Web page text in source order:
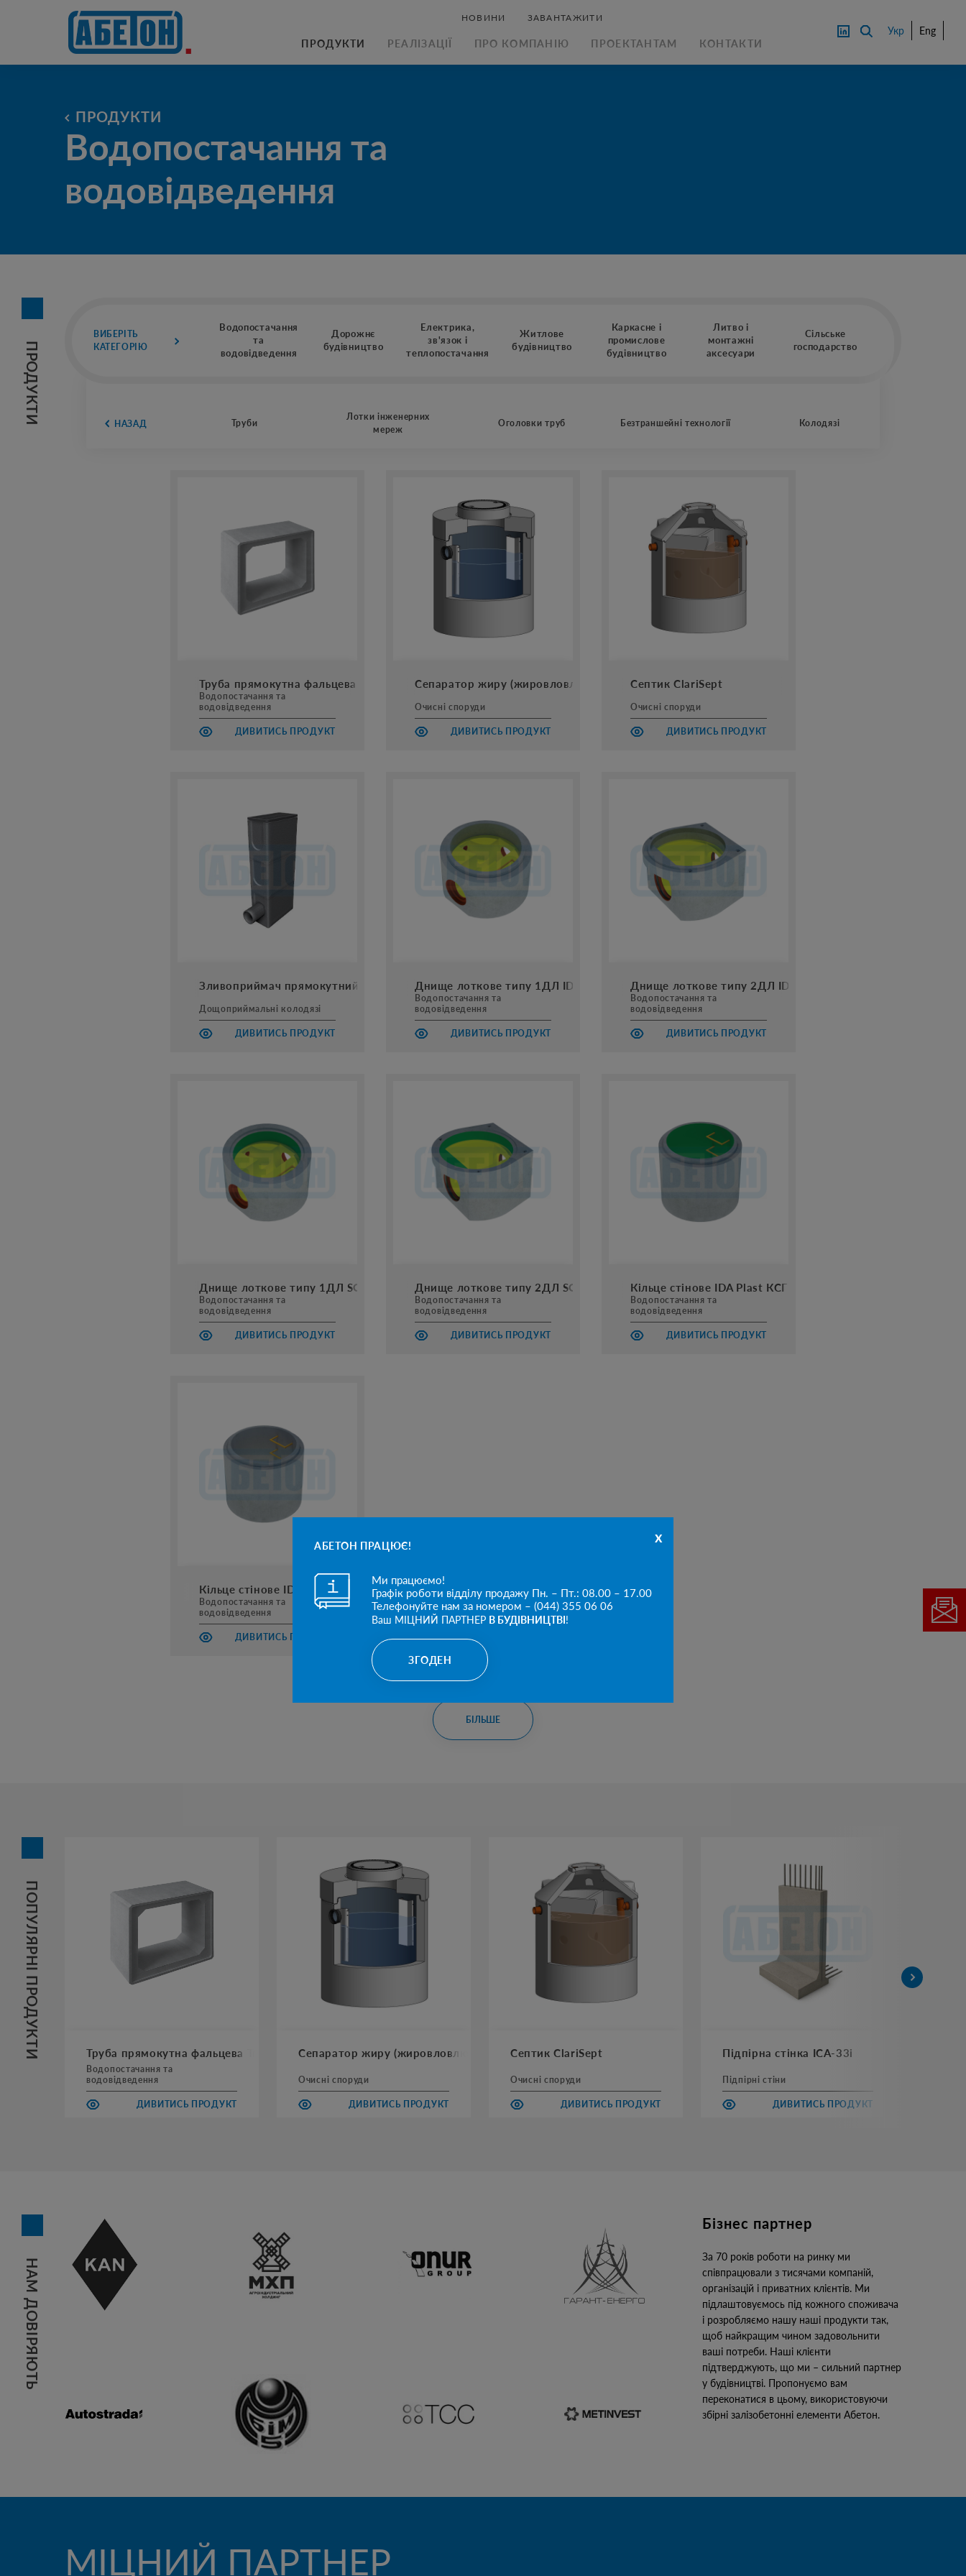
ПРОДУКТИ РЕАЛІЗАЦІЇ ПРО КОМПАНІЮ ПРОЕКТАНТАМ КОНТАКТИ
НОВИНИ ЗАВАНТАЖИТИ
Eng
Укр
очисні споруди
x
АБЕТОН ПРАЦЮЄ!
Ми працюємо!
Графік роботи відділу продажу Пн. – Пт.: 08.00 – 17.00
Телефонуйте нам за номером – (044) 355 06 06
Ваш МІЦНИЙ ПАРТНЕР В БУДІВНИЦТВІ!
ЗГОДЕН
ПРОДУКТИ
Водопостачання та
водовідведення
ПРОДУКТИ
ВИБЕРІТЬ
КАТЕГОРІЮ
Водопостачання
та
водовідведення
Дорожнє
будівництво
Електрика,
зв'язок і
теплопостачання
Житлове
будівництво
Каркасне і
промислове
будівництво
Литво і
монтажні
аксесуари
Сільське
господарство
НАЗАД Труби
Лотки інженерних
мереж
Оголовки труб Безтраншейні технології Колодязі
Труба прямокутна фальцева Тпф AbBox
Водопостачання та
водовідведення
ДИВИТИСЬ ПРОДУКТ
Сепаратор жиру (жировловлювач) ClariLip
Очисні споруди
ДИВИТИСЬ ПРОДУКТ
Септик ClariSept
Очисні споруди
ДИВИТИСЬ ПРОДУКТ
Зливоприймач прямокутний AbRain
Дощоприймальні колодязі
ДИВИТИСЬ ПРОДУКТ
Днище лоткове типу 1ДЛ IDA
Водопостачання та
водовідведення
ДИВИТИСЬ ПРОДУКТ
Днище лоткове типу 2ДЛ IDA
Водопостачання та
водовідведення
ДИВИТИСЬ ПРОДУКТ
Днище лоткове типу 1ДЛ SOVA Plast
Водопостачання та
водовідведення
ДИВИТИСЬ ПРОДУКТ
Днище лоткове типу 2ДЛ SOVA Plast
Водопостачання та
водовідведення
ДИВИТИСЬ ПРОДУКТ
Кільце стінове IDA Plast КСГ
Водопостачання та
водовідведення
ДИВИТИСЬ ПРОДУКТ
Кільце стінове IDA КСГ
Водопостачання та
водовідведення
ДИВИТИСЬ ПРОДУКТ
БІЛЬШЕ
ПОПУЛЯРНІ ПРОДУКТИ Труба прямокутна фальцева Тпф AbBox
Водопостачання та
водовідведення
ДИВИТИСЬ ПРОДУКТ
Сепаратор жиру (жировловлювач) ClariLip
Очисні споруди
ДИВИТИСЬ ПРОДУКТ
Септик ClariSept
Очисні споруди
ДИВИТИСЬ ПРОДУКТ
Підпірна стінка ІСА-33і
Підпірні стіни
ДИВИТИСЬ ПРОДУКТ
НАМ ДОВІРЯЮТЬ
Бізнес партнер
За 70 років роботи на ринку ми
співпрацювали з тисячами компаній,
організацій і приватних клієнтів. Ми
підлаштовуємось під кожного споживача
і розробляємо нашу наші продукти так,
щоб найкращим чином задовольнити
ваші потреби. Наші клієнти
підтверджують, що ми – сильний партнер
у будівництві. Пропонуємо вам
переконатися в цьому, використовуючи
збірні залізобетонні елементи Абетон.
МІЦНИЙ ПАРТНЕР